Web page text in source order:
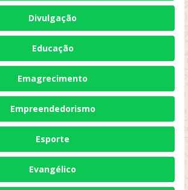
Divulgação
Educação
Emagrecimento
Empreendedorismo
Esporte
Evangélico